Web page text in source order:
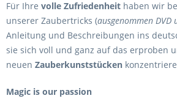
Für Ihre volle Zufriedenheit haben wir
unserer Zaubertricks (ausgenommen DVD
Anleitung und Beschreibungen ins
sie sich voll und ganz auf das erproben
neuen Zauberkunststücken
Magic is our passion